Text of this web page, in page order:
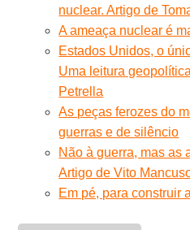
nuclear. Artigo de
A ameaça nuclear é
Estados Unidos, o
Uma leitura
Petrella
As peças ferozes do
guerras e de silêncio
Não à guerra, mas as
Artigo de Vito
Em pé, para construir